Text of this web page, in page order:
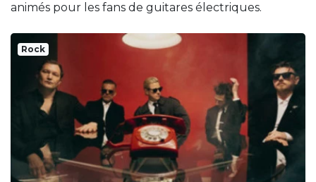
animés pour les fans de guitares électriques.
Rock